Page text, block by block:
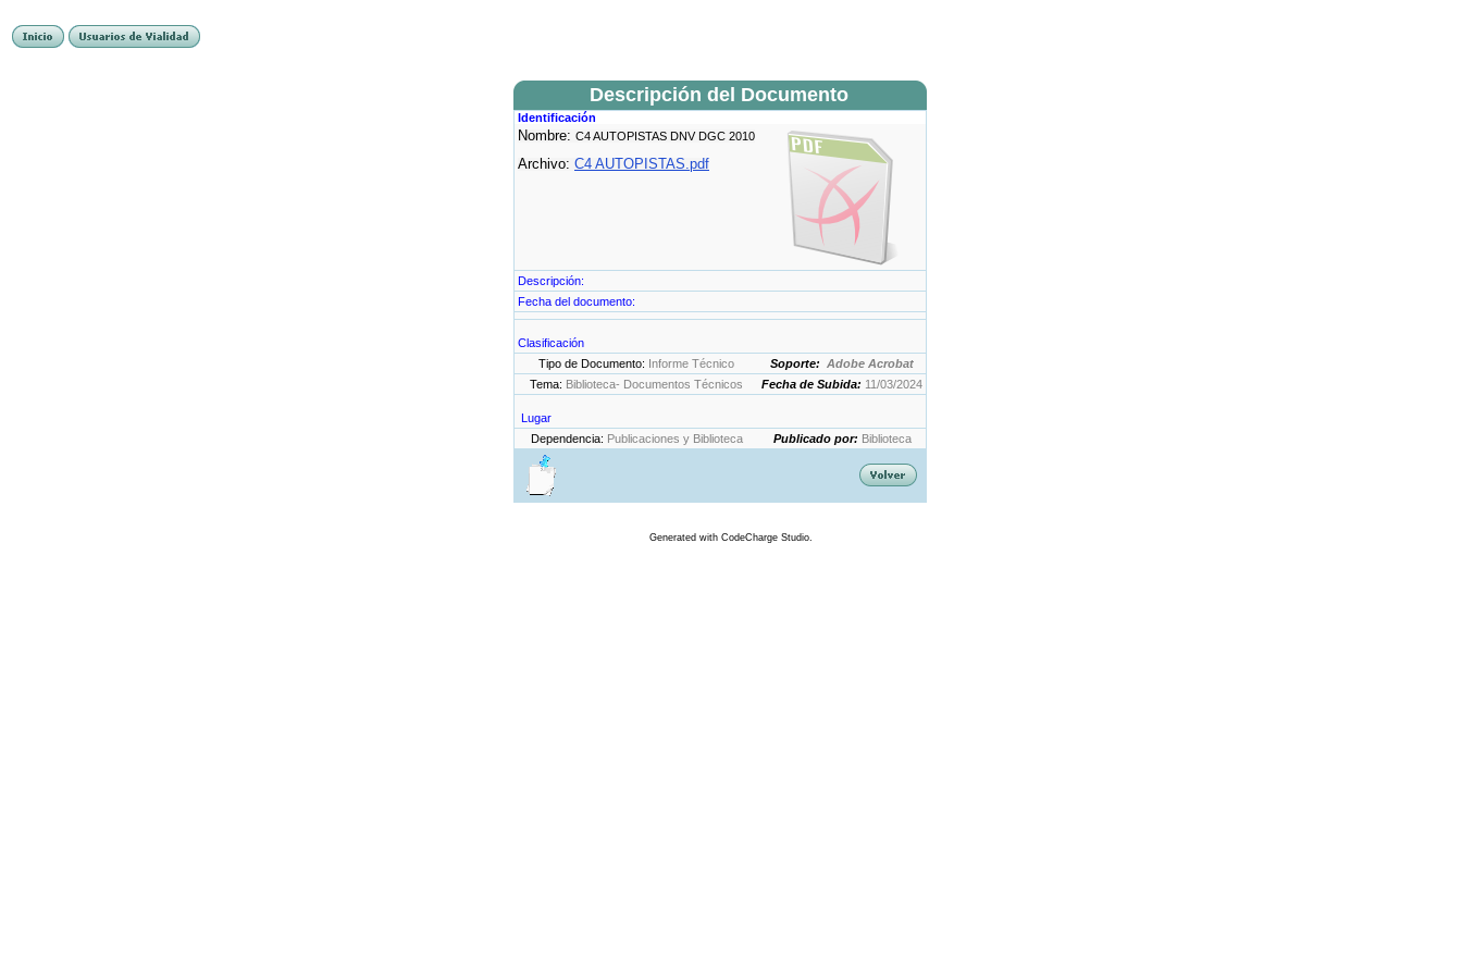
Descripción del Documento
Identificación
Nombre: C4 AUTOPISTAS DNV DGC 2010
Archivo: C4 AUTOPISTAS.pdf
Descripción:
Fecha del documento:
Clasificación
Tipo de Documento: Informe Técnico Soporte: Adobe Acrobat
Tema: Biblioteca- Documentos Técnicos Fecha de Subida: 11/03/2024
Lugar
Dependencia: Publicaciones y Biblioteca Publicado por: Biblioteca
Generated with CodeCharge Studio.